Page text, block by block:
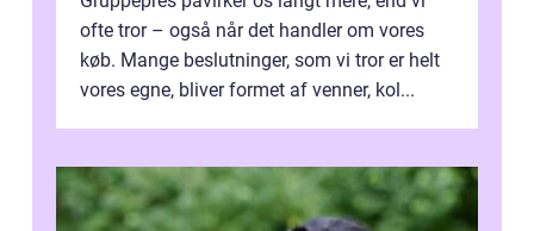
ofte tror – også når det handler om vores
køb. Mange beslutninger, som vi tror er helt
vores egne, bliver formet af venner, kol...